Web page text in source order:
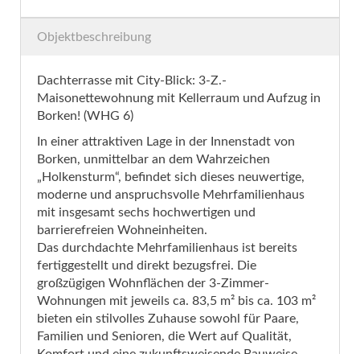
Objektbeschreibung
Dachterrasse mit City-Blick: 3-Z.-
Maisonettewohnung mit Kellerraum und Aufzug in
Borken! (WHG 6)
In einer attraktiven Lage in der Innenstadt von
Borken, unmittelbar an dem Wahrzeichen
„Holkensturm“, befindet sich dieses neuwertige,
moderne und anspruchsvolle Mehrfamilienhaus
mit insgesamt sechs hochwertigen und
barrierefreien Wohneinheiten.
Das durchdachte Mehrfamilienhaus ist bereits
fertiggestellt und direkt bezugsfrei. Die
großzügigen Wohnflächen der 3-Zimmer-
Wohnungen mit jeweils ca. 83,5 m² bis ca. 103 m²
bieten ein stilvolles Zuhause sowohl für Paare,
Familien und Senioren, die Wert auf Qualität,